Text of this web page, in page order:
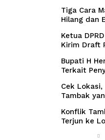
Tiga Cara
Hilang dan
Ketua
Kirim Draft
Bupati H
Terkait
Cek
Tambak
Konflik
Terjun ke